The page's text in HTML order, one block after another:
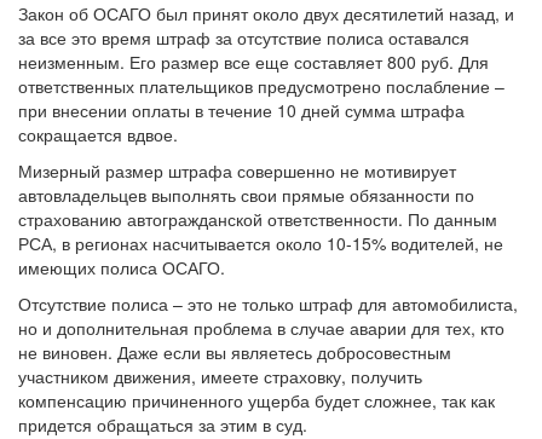
Закон об ОСАГО был принят около двух десятилетий назад, и
за все это время штраф за отсутствие полиса оставался
неизменным. Его размер все еще составляет 800 руб. Для
ответственных плательщиков предусмотрено послабление –
при внесении оплаты в течение 10 дней сумма штрафа
сокращается вдвое.
Мизерный размер штрафа совершенно не мотивирует
автовладельцев выполнять свои прямые обязанности по
страхованию автогражданской ответственности. По данным
РСА, в регионах насчитывается около 10-15% водителей, не
имеющих полиса ОСАГО.
Отсутствие полиса – это не только штраф для автомобилиста,
но и дополнительная проблема в случае аварии для тех, кто
не виновен. Даже если вы являетесь добросовестным
участником движения, имеете страховку, получить
компенсацию причиненного ущерба будет сложнее, так как
придется обращаться за этим в суд.